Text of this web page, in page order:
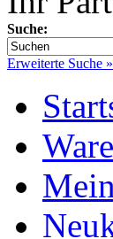
Suche:
Erweiterte Suche »